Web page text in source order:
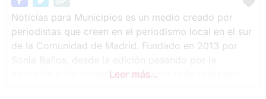
Noticias para Municipios es un medio creado por
periodistas que creen en el periodismo local en el sur
de la Comunidad de Madrid. Fundado en 2013 por
dirección y las colaboraciones está todo realizado
Leer más...